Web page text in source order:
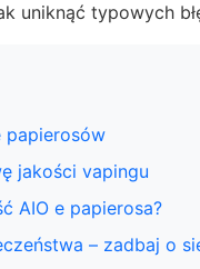
uniknąć typowych
papierosów
jakości vapingu
AIO e papierosa?
– zadbaj o